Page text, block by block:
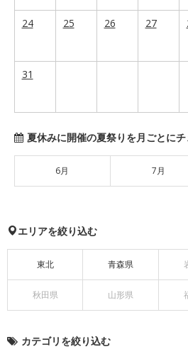
24 25 26 27
31
夏休みに開催の夏祭りを月ごとにチ
6月 7月
エリアを絞り込む
東北 青森県
秋田県 山形県
カテゴリを絞り込む